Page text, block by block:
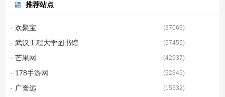
推荐站点
· 欢聚宝 (37069)
· 武汉工程大学图书馆 (57455)
· 芒果网 (42937)
· 178手游网 (52345)
· 广誉远 (15532)